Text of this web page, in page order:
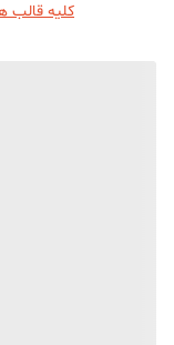
کلیه قالب